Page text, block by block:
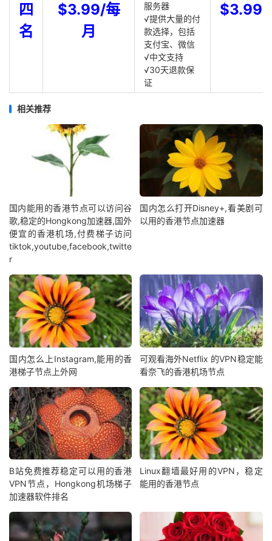
四
名
$3.99/每
月
服务器
√提供大量的付
款选择，包括
支付宝、微信
√中文支持
√30天退款保
证
$3.99
相关推荐
国内能用的香港节点可以访问谷
歌,稳定的Hongkong加速器,国外
便宜的香港机场,付费梯子访问
tiktok,youtube,facebook,twitte
r
国内怎么打开Disney+,看美剧可
以用的香港节点加速器
国内怎么上Instagram,能用的香
港梯子节点上外网
可观看海外Netflix 的VPN稳定能
看奈飞的香港机场节点
B站免费推荐稳定可以用的香港
VPN节点，Hongkong机场梯子
加速器软件排名
Linux翻墙最好用的VPN，稳定
能用的香港节点